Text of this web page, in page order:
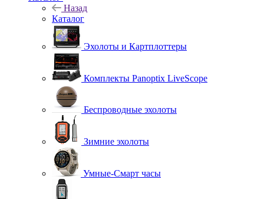
Назад
Каталог
Эхолоты и Картплоттеры
Комплекты Panoptix LiveScope
Беспроводные эхолоты
Зимние эхолоты
Умные-Смарт часы